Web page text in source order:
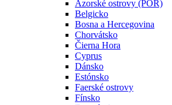
Azorské ostrovy (POR)
Belgicko
Bosna a Hercegovina
Chorvátsko
Čierna Hora
Cyprus
Dánsko
Estónsko
Faerské ostrovy
Fínsko